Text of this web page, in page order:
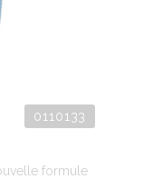
0110133
formule